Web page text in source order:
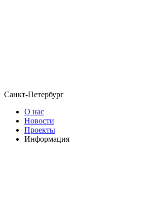
Санкт-Петербург
О нас
Новости
Проекты
Информация